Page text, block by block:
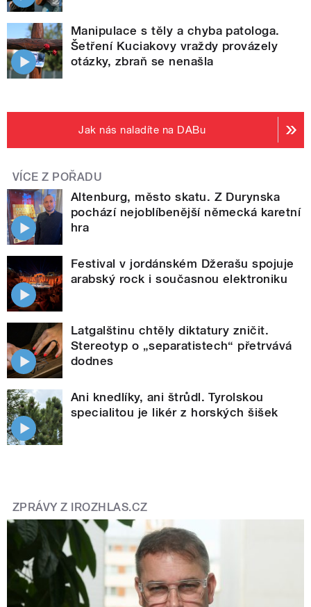
Manipulace s těly a chyba patologa.
Šetření Kuciakovy vraždy provázely
otázky, zbraň se nenašla
Jak nás naladíte na DABu
VÍCE Z POŘADU
Altenburg, město skatu. Z Durynska
pochází nejoblíbenější německá karetní
hra
Festival v jordánském Džerašu spojuje
arabský rock i současnou elektroniku
Latgalštinu chtěly diktatury zničit.
Stereotyp o „separatistech“ přetrvává
dodnes
Ani knedlíky, ani štrůdl. Tyrolskou
specialitou je likér z horských šišek
ZPRÁVY Z IROZHLAS.CZ